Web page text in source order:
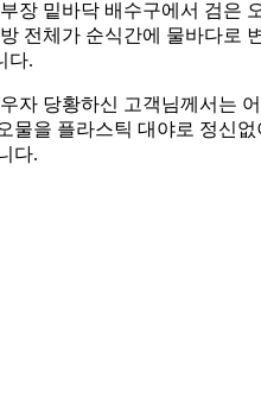
장 밑바닥 배수구에서 검은
전체가 순식간에 물바다로
다.
자 당황하신 고객님께서는
물을 플라스틱 대야로 정신없
다.